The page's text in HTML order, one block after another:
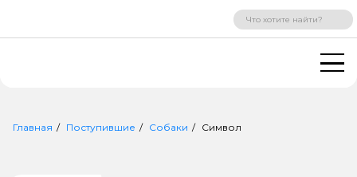
ВХОД РЕГИСТРАЦИЯ
Главная Поступившие Собаки Символ